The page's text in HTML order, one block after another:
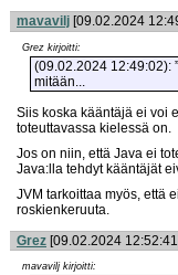
mavavilj [09.02.2024
Grez kirjoitti:
(09.02.2024 12:49:02):
mitään...
Siis koska kääntäjä ei voi
toteuttavassa kielessä on.
Jos on niin, että Java ei
Java:lla tehdyt kääntäjät
JVM tarkoittaa myös, että
roskienkeruuta.
Grez [09.02.2024
mavavilj kirjoitti: